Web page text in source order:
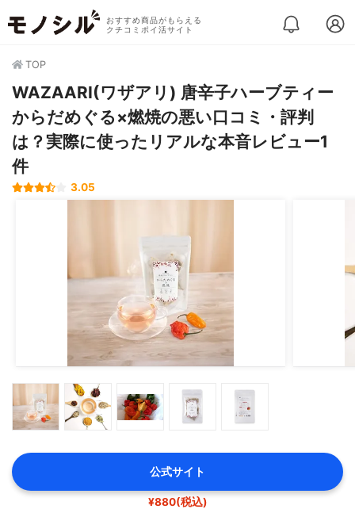
おすすめ商品がもらえる
クチコミポイ活サイト
TOP
WAZAARI(ワザアリ) 唐辛子ハーブティー
からだめぐる×燃焼の悪い口コミ・評判
は？実際に使ったリアルな本音レビュー1
件
3.05
公式サイト
¥880(税込)